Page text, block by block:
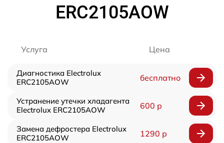
ERC2105AOW
Услуга Цена
Диагностика Electrolux
ERC2105AOW
бесплатно
Устранение утечки хладагента
Electrolux ERC2105AOW
600 р
Замена дефростера Electrolux
ERC2105AOW
1290 р